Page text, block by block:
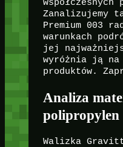
współczesnych
Zanalizujemy
Premium 003
warunkach
jej
wyróżnia ją na
produktów.
Analiza
polipropylen
Walizka Gravitt